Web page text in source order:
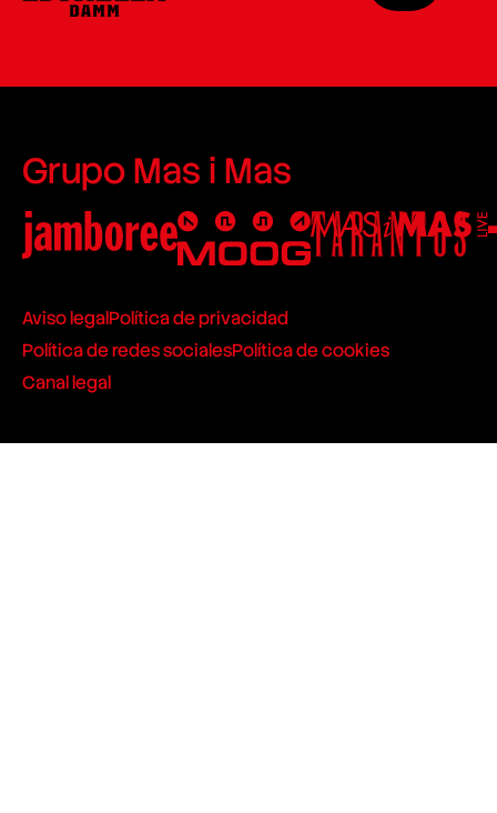
Grupo Mas i Mas
Aviso legalPolítica de privacidad
Política de redes socialesPolítica de cookies
Canal legal